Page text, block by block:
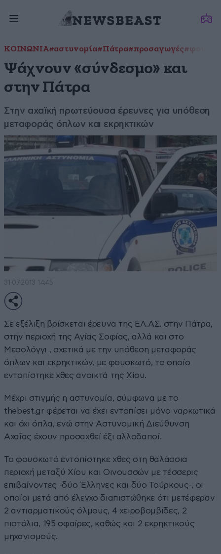
ΚΟΙΝΩΝΙΑ#αστυνομία#Πάτρα#προσαγωγές
Ψάχνουν «σύνδεσμο» και
στην Πάτρα
Στην αχαϊκή πρωτεύουσα έρευνες για υπόθεση
μεταφοράς όπλων και εκρηκτικών
31·07·2013 14:45
Σε εξέλιξη βρίσκεται έρευνα της ΕΛ.ΑΣ. στην Πάτρα,
στην περιοχή της Αγίας Σοφίας, αλλά και στο
Μεσολόγγι , σχετικά με την υπόθεση μεταφοράς
όπλων και εκρηκτικών, με φουσκωτό, το οποίο
εντοπίστηκε χθες ανοικτά της Χίου.
Μέχρι στιγμής η αστυνομία, σύμφωνα με το
thebest.gr φέρεται να έχει εντοπίσει μόνο ναρκωτικά
και όχι όπλα, ενώ στην Αστυνομική Διεύθυνση
Αχαΐας έχουν προσαχθεί έξι αλλοδαποί.
Το φουσκωτό εντοπίστηκε χθες στη θαλάσσια
περιοχή μεταξύ Χίου και Οινουσσών με τέσσερις
επιβαίνοντες -δύο Έλληνες και δύο Τούρκους-, οι
οποίοι μετά από έλεγχο διαπιστώθηκε ότι μετέφεραν
2 αντιαρματικούς όλμους, 4 χειροβομβίδες, 2
πιστόλια, 195 σφαίρες, καθώς και 2 εκρηκτικούς
μηχανισμούς.